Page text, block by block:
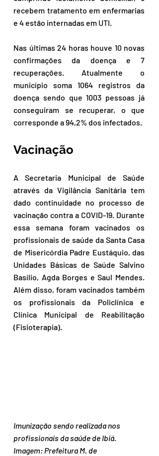
recebem tratamento em enfermarias
e 4 estão internadas em UTI.
Nas últimas 24 horas houve 10 novas
confirmações da doença e 7
recuperações. Atualmente o
município soma 1064 registros da
doença sendo que 1003 pessoas já
conseguiram se recuperar, o que
corresponde a 94,2% dos infectados.
Vacinação
A Secretaria Municipal de Saúde
através da Vigilância Sanitária tem
dado continuidade no processo de
vacinação contra a COVID-19. Durante
essa semana foram vacinados os
profissionais de saúde da Santa Casa
de Misericórdia Padre Eustáquio, das
Unidades Básicas de Saúde Salvino
Basílio, Agda Borges e Saul Mendes.
Além disso, foram vacinados também
os profissionais da Policlínica e
Clínica Municipal de Reabilitação
(Fisioterapia).
Imunização sendo realizada nos
profissionais da saúde de Ibiá.
Imagem: Prefeitura M. de